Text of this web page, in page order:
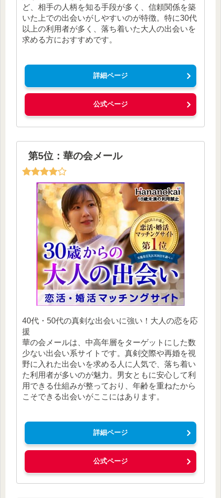
ど、相手の人柄を知る手段が多く、信頼関係を築
いた上での出会いがしやすいのが特徴。特に30代
以上の利用者が多く、落ち着いた大人の出会いを
求める方におすすめです。
詳細ページ
公式ページ
第5位：華の会メール
40代・50代の真剣な出会いに強い！大人の恋を応
援
華の会メールは、中高年層をターゲットにした数
少ない出会い系サイトです。真剣交際や再婚を視
野に入れた出会いを求める人に人気で、落ち着い
た利用者が多いのが魅力。男女ともに安心して利
用できる仕組みが整っており、年齢を重ねたから
こそできる出会いがここにはあります。
詳細ページ
公式ページ